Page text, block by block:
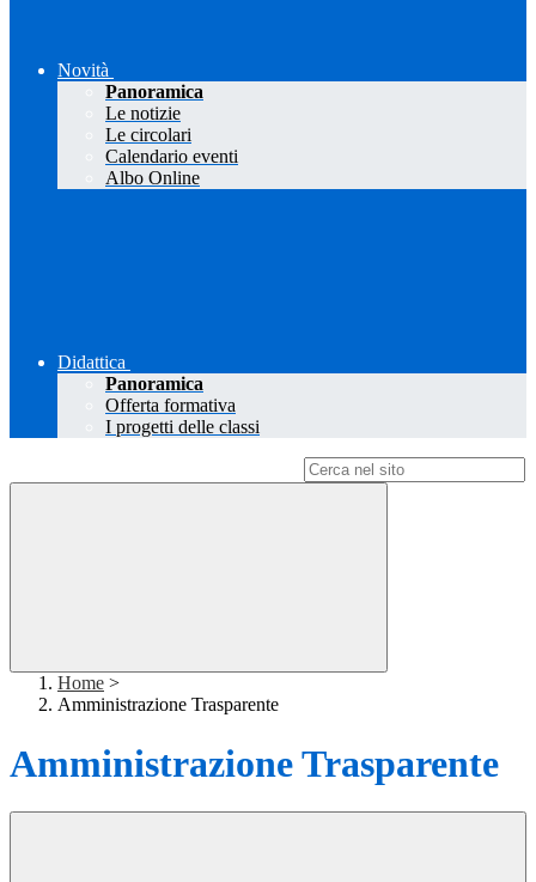
Novità
Panoramica
Le notizie
Le circolari
Calendario eventi
Albo Online
Didattica
Panoramica
Offerta formativa
I progetti delle classi
Home >
Amministrazione Trasparente
Amministrazione Trasparente